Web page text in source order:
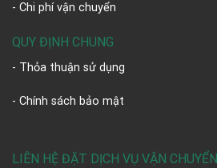
- Chi phí vận chuyển
QUY ĐỊNH CHUNG
- Thỏa thuận sử dụng
- Chính sách bảo mật
LIÊN HỆ ĐẶT DỊCH VỤ VẬN CHUYỂN